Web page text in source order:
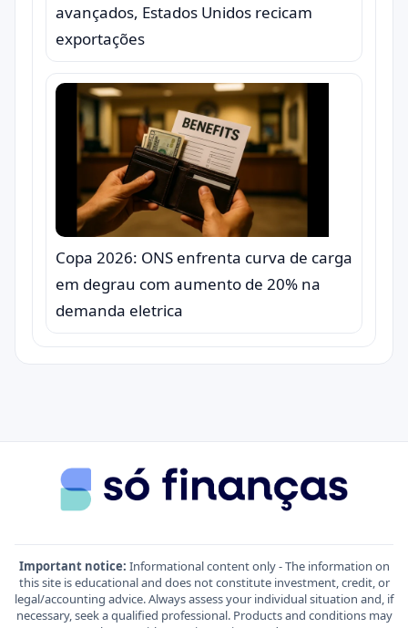
avançados, Estados Unidos recicam
exportações
Copa 2026: ONS enfrenta curva de carga
em degrau com aumento de 20% na
demanda eletrica
Important notice: Informational content only - The information on
this site is educational and does not constitute investment, credit, or
legal/accounting advice. Always assess your individual situation and, if
necessary, seek a qualified professional. Products and conditions may